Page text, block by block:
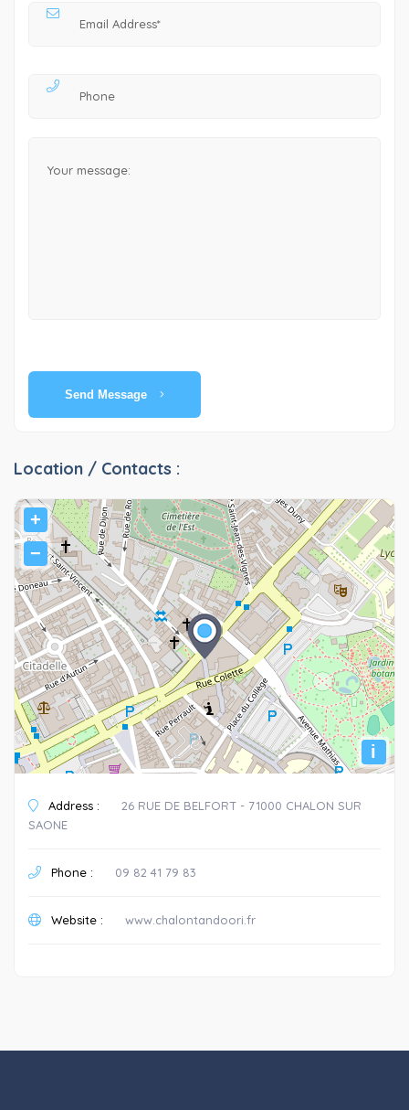
Send Message
Location / Contacts :
+
−
i
Address :
26 RUE DE BELFORT - 71000 CHALON SUR
SAONE
Phone : 09 82 41 79 83
Website : www.chalontandoori.fr